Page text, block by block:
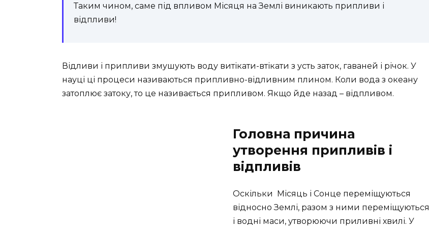
Таким чином, саме під впливом Місяця на Землі виникають припливи і
відпливи!
Відливи і припливи змушують воду витікати-втікати з усть заток, гаваней і річок. У
науці ці процеси називаються припливно-відливним плином. Коли вода з океану
затоплює затоку, то це називається припливом. Якщо йде назад – відпливом.
Головна причина
утворення припливів і
відпливів
Оскільки Місяць і Сонце переміщуються
відносно Землі, разом з ними переміщуються
і водні маси, утворюючи приливні хвилі. У